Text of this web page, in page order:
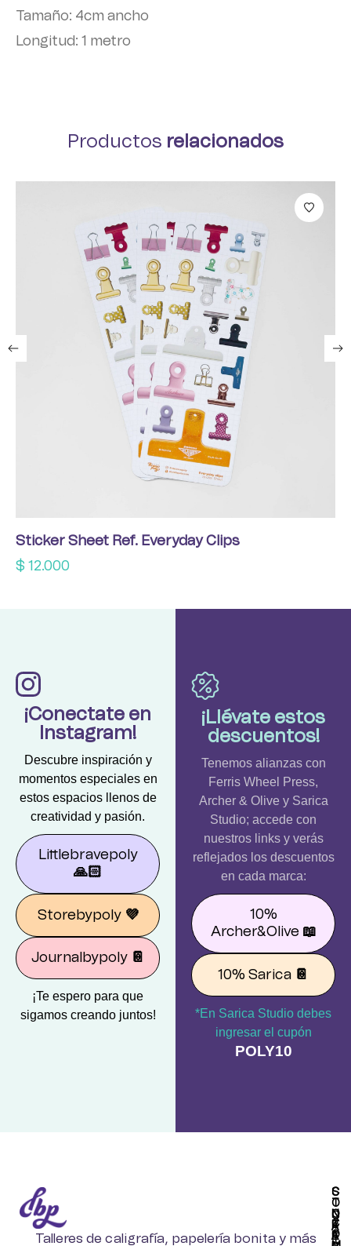
Tamaño: 4cm ancho
Longitud: 1 metro
Productos relacionados
Sticker Sheet Ref. Everyday Clips
$ 12.000
¡Conectate en
Instagram!
Descubre inspiración y
momentos especiales en
estos espacios llenos de
creatividad y pasión.
Littlebravepoly
🙏🏻
Storebypoly 💜
Journalbypoly 📔
¡Te espero para que
sigamos creando juntos!
¡Llévate estos
descuentos!
Tenemos alianzas con
Ferris Wheel Press,
Archer & Olive y Sarica
Studio; accede con
nuestros links y verás
reflejados los descuentos
en cada marca:
10%
Archer&Olive 📖
10% Sarica 📔
*En Sarica Studio debes
ingresar el cupón
POLY10
Talleres de caligrafía, papelería bonita y más
S
T
O
R
E
C
A
T
C
O
N
T
A
C
O